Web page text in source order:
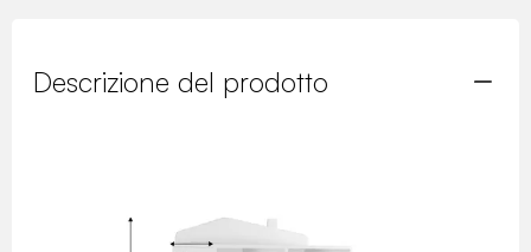
Descrizione del prodotto